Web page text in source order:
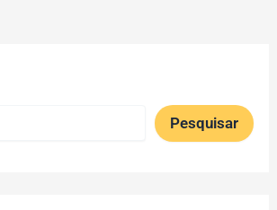
Pesquisar